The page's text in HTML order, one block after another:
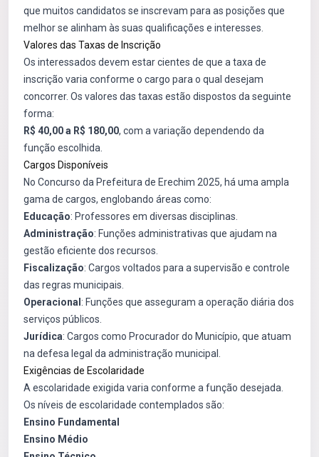
que muitos candidatos se inscrevam para as posições que
melhor se alinham às suas qualificações e interesses.
Valores das Taxas de Inscrição
Os interessados devem estar cientes de que a taxa de
inscrição varia conforme o cargo para o qual desejam
concorrer. Os valores das taxas estão dispostos da seguinte
forma:
R$ 40,00 a R$ 180,00, com a variação dependendo da
função escolhida.
Cargos Disponíveis
No Concurso da Prefeitura de Erechim 2025, há uma ampla
gama de cargos, englobando áreas como:
Educação: Professores em diversas disciplinas.
Administração: Funções administrativas que ajudam na
gestão eficiente dos recursos.
Fiscalização: Cargos voltados para a supervisão e controle
das regras municipais.
Operacional : Funções que asseguram a operação diária dos
serviços públicos.
Jurídica: Cargos como Procurador do Município, que atuam
na defesa legal da administração municipal.
Exigências de Escolaridade
A escolaridade exigida varia conforme a função desejada.
Os níveis de escolaridade contemplados são:
Ensino Fundamental
Ensino Médio